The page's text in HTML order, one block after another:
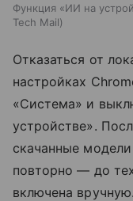
Функция «ИИ на
Tech Mail
Отказаться от
настройках
«Система» и
устройстве».
скачанные
повторно — до
включена вручную.